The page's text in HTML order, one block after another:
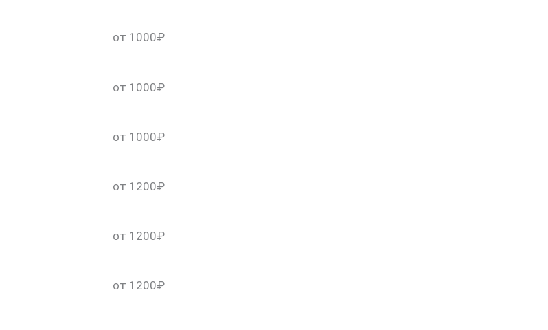
от 1000₽
от 1000₽
от 1000₽
от 1200₽
от 1200₽
от 1200₽